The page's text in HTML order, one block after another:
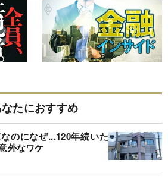
たにおすすめ
のになぜ...120年続いた
外なワケ